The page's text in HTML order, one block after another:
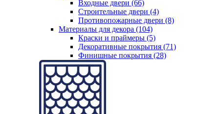
Входные двери (66)
Строительные двери (4)
Противопожарные двери (8)
Материалы для декора (104)
Краски и праймеры (5)
Декоративные покрытия (71)
Финишные покрытия (28)